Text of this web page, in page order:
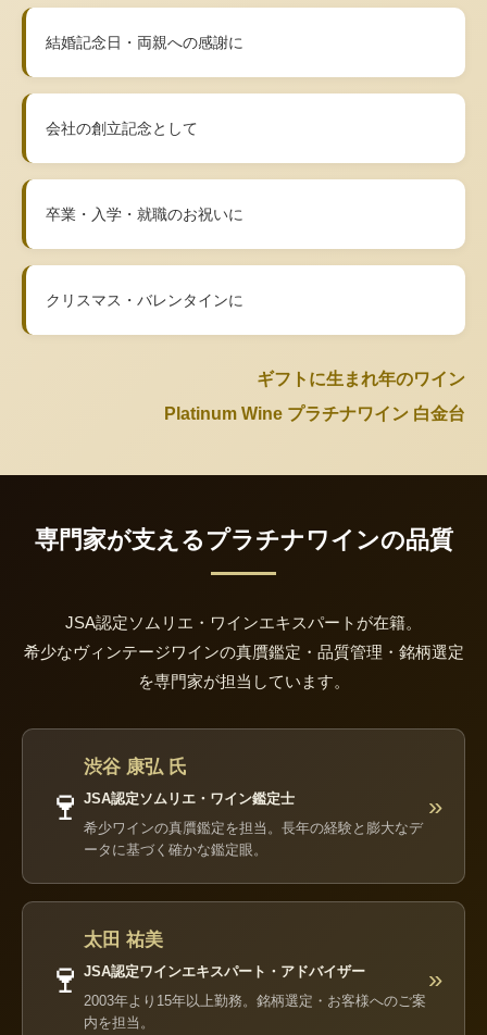
結婚記念日・両親への感謝に
会社の創立記念として
卒業・入学・就職のお祝いに
クリスマス・バレンタインに
ギフトに生まれ年のワイン
Platinum Wine プラチナワイン 白金台
専門家が支えるプラチナワインの品質
JSA認定ソムリエ・ワインエキスパートが在籍。
希少なヴィンテージワインの真贋鑑定・品質管理・銘柄選定
を専門家が担当しています。
🍷
渋谷 康弘 氏
JSA認定ソムリエ・ワイン鑑定士
希少ワインの真贋鑑定を担当。長年の経験と膨大なデ
ータに基づく確かな鑑定眼。
»
🍷
太田 祐美
JSA認定ワインエキスパート・アドバイザー
2003年より15年以上勤務。銘柄選定・お客様へのご案
内を担当。
»